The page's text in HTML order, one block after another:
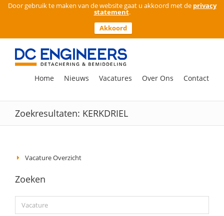
Door gebruik te maken van de website gaat u akkoord met de privacy
statement.
Akkoord
Ga
inhoud
naar:
Home Nieuws Vacatures Over Ons Contact
Zoekresultaten: KERKDRIEL
Vacature Overzicht
Zoeken